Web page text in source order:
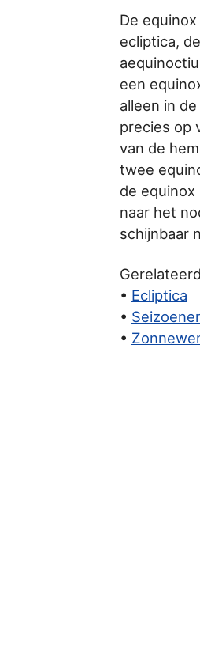
De
ecliptica,
een
alleen in
precies op
van de
twee
de
naar het
schijnbaar
• Ecliptica
•
•